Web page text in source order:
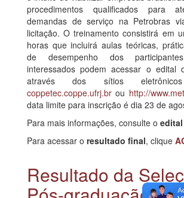
procedimentos qualificados para
demandas de serviço na Petrobras
licitação. O treinamento consistirá em
horas que incluirá aulas teóricas,
de desempenho dos
interessados podem acessar o edital
através dos sítios
coppetec.coppe.ufrj.br ou http://
data limite para inscrição é dia 23 de
Para mais informações, consulte o edital
Para acessar o resultado final, clique
Resultado da